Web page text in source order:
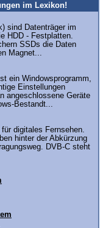
im Lexikon!
sind Datenträger im
HDD - Festplatten.
SSDs die Daten
Magnet...
ein Windowsprogramm,
Einstellungen
angeschlossene Geräte
Bestandt...
digitales Fernsehen.
hinter der Abkürzung
DVB-C steht